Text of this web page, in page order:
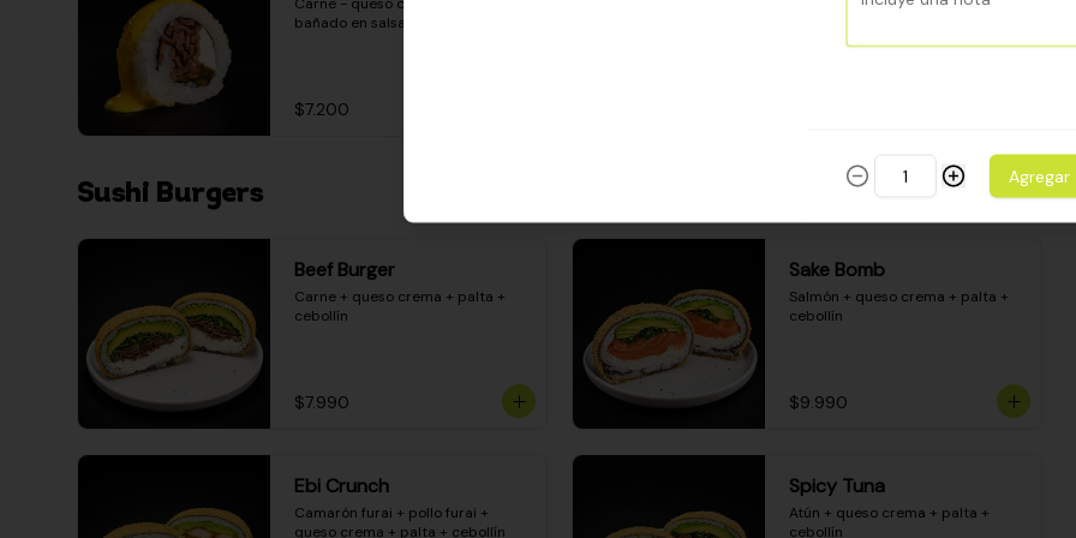
bañado en salsa huancaína
$7.200
una porción de ceviche mixto y
Sushi Burgers
Beef Burger
Carne + queso crema + palta +
cebollín
$7.990
Sake Bomb
Salmón + queso crema + palta +
cebollín
$9.990
Ebi Crunch
Camarón furai + pollo furai +
queso crema + palta + cebollín
Spicy Tuna
Atún + queso crema + palta +
cebollín
Agregar